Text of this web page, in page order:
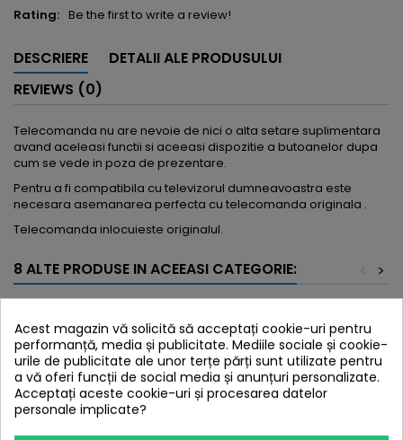
Rating: Be the first to write a review!
DESCRIERE
DETALII ALE PRODUSULUI
REVIEWS (0)
Telecomanda nu are nevoie de nici o alta setare suplimentara
avand aceleasi functii si aceeasi dispozitie a butoanelor dupa
cum se vede in poza de prezentare.
Pentru a fi compatibila cu televizorul dumneavoastra este
necesara asemanarea perfecta cu telecomanda originala .
Telecomanda inlocuieste originalul.
8 ALTE PRODUSE IN ACEEASI CATEGORIE: >
<
Nou Nou
Acest magazin vă solicită să acceptați cookie-uri pentru
performanță, media și publicitate. Mediile sociale și cookie-
urile de publicitate ale unor terțe părți sunt utilizate pentru
a vă oferi funcții de social media și anunțuri personalizate.
Acceptați aceste cookie-uri și procesarea datelor
personale implicate?